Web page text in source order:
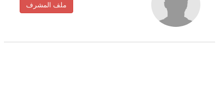
ملف المشرف